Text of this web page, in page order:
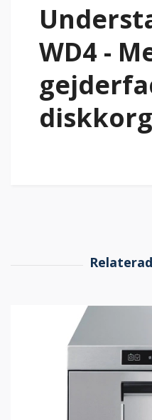
WD4 -